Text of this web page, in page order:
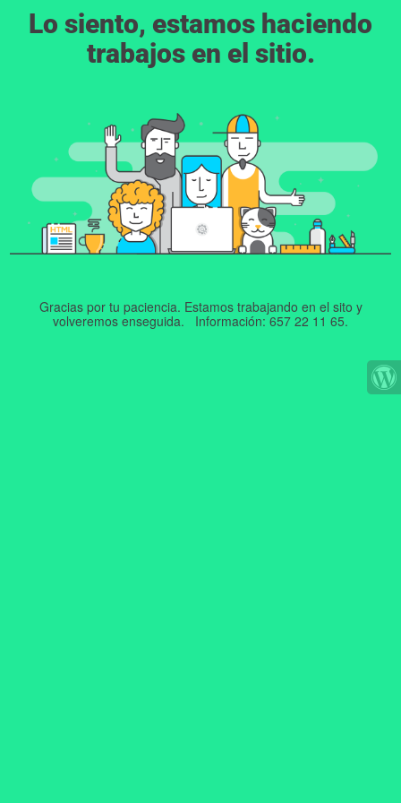
Lo siento, estamos haciendo
trabajos en el sitio.
Gracias por tu paciencia. Estamos trabajando en el sito y
volveremos enseguida. Información: 657 22 11 65.